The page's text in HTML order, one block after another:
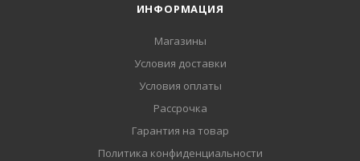
ИНФОРМАЦИЯ
Магазины
Условия доставки
Условия оплаты
Рассрочка
Гарантия на товар
Политика конфиденциальности